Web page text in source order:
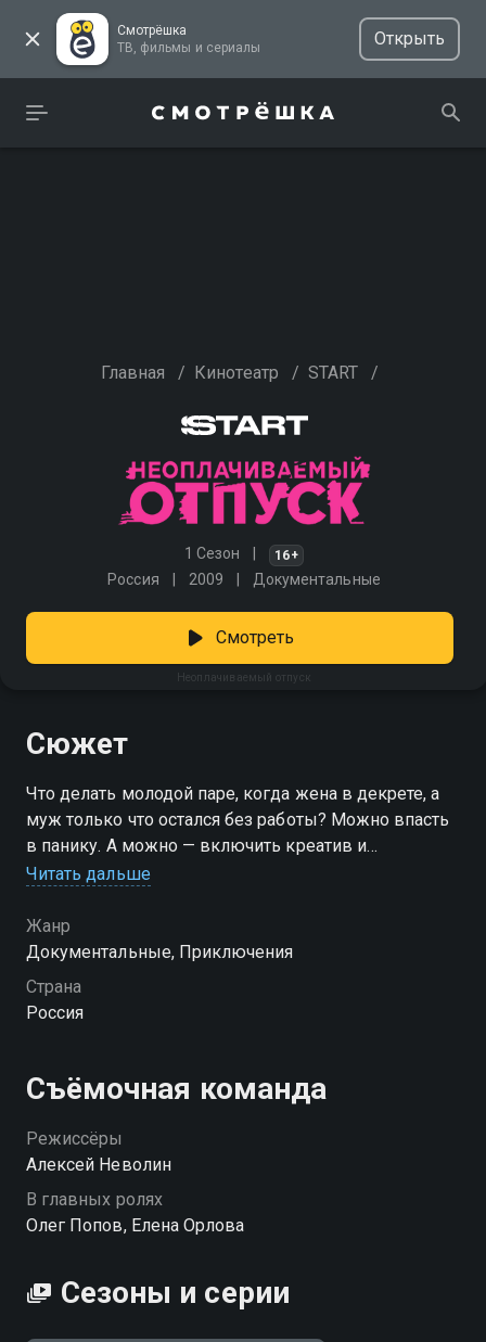
Смотрёшка
ТВ, фильмы и сериалы
Открыть
Главная / Кинотеатр / START /
1 Сезон 16+
Россия 2009 Документальные
Неоплачиваемый отпуск
Смотреть
Сюжет
Что делать молодой паре, когда жена в декрете, а
муж только что остался без работы? Можно впасть
в панику. А можно — включить креатив и
отправиться в путешествие по всей стране на
телефоном — чтобы снимать всё, что происходит.
Так начинается их большое приключение, полное
неожиданных встреч, бытовых курьёзов и
настоящей романтики. Когда жизнь ставит на паузу
Читать дальше
Жанр
Документальные, Приключения
Страна
Россия
Съёмочная команда
Режиссёры
Алексей Неволин
В главных ролях
Олег Попов, Елена Орлова
Сезоны и серии